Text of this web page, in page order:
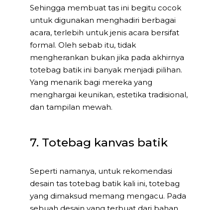
Sehingga membuat tas ini begitu cocok
untuk digunakan menghadiri berbagai
acara, terlebih untuk jenis acara bersifat
formal. Oleh sebab itu, tidak
mengherankan bukan jika pada akhirnya
totebag batik ini banyak menjadi pilihan.
Yang menarik bagi mereka yang
menghargai keunikan, estetika tradisional,
dan tampilan mewah.
7. Totebag kanvas batik
Seperti namanya, untuk rekomendasi
desain tas totebag batik kali ini, totebag
yang dimaksud memang mengacu. Pada
sebuah desain yang terbuat dari bahan